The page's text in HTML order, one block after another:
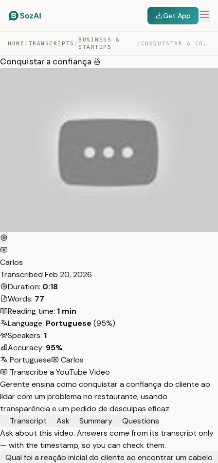
Get App
HOME / TRANSCRIPTS /
BUSINESS &
STARTUPS
/ CONQUISTAR A CONFIANÇA 🍜 — TRANSCRIPT
Conquistar a confiança 🍜
Carlos
Transcribed Feb 20, 2026
Duration: 0:18
Words: 77
Reading time: 1 min
Language: Portuguese(95%)
Speakers: 1
Accuracy: 95%
Portuguese
Carlos
Transcribe a YouTube Video
Gerente ensina como conquistar a confiança do cliente ao
lidar com um problema no restaurante, usando
transparência e um pedido de desculpas eficaz.
Transcript
Ask Summary
Questions
Ask about this video. Answers come from its transcript only
— with the timestamp, so you can check them.
Qual foi a reação inicial do cliente ao encontrar um cabelo